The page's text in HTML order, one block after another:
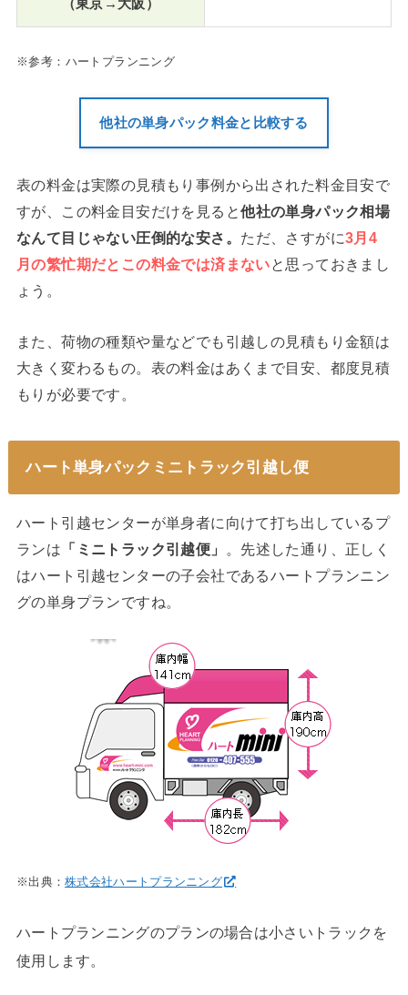
（東京→大阪）
※参考：ハートプランニング
他社の単身パック料金と比較する
表の料金は実際の見積もり事例から出された料金目安で
すが、この料金目安だけを見ると他社の単身パック相場
なんて目じゃない圧倒的な安さ。 ただ、さすがに3月4
月の繁忙期だとこの料金では済まないと思っておきまし
ょう。
また、荷物の種類や量などでも引越しの見積もり金額は
大きく変わるもの。表の料金はあくまで目安、都度見積
もりが必要です。
ハート単身パックミニトラック引越し便
ハート引越センターが単身者に向けて打ち出しているプ
ランは 「ミニトラック引越便」
。先述した通り、正しく
はハート引越センターの子会社であるハートプランニン
グの単身プランですね。
※出典：株式会社ハートプランニング
ハートプランニングのプランの場合は小さいトラックを
使用します。